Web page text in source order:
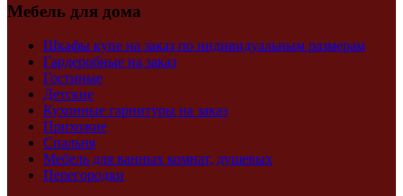
Мебель для дома
Шкафы купе на заказ по индивидуальным размерам
Гардеробные на заказ
Гостиные
Детские
Кухонные гарнитуры на заказ
Прихожие
Спальня
Мебель для ванных комнат, душевых
Перегородки